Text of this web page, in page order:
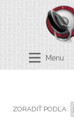
Menu
ZORADIŤ PODĽA